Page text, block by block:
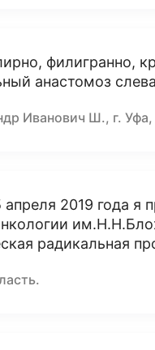
филигранно,
анастомоз
Иванович Ш., г.
2019 года я
радикальная